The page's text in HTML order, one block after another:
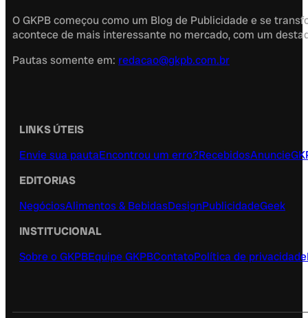
O GKPB começou como um Blog de Publicidade e se
acontece de mais interessante no mercado, com um
Pautas somente em: redacao@gkpb.com.br
LINKS ÚTEIS
Envie sua pautaEncontrou um erro?RecebidosAnuncie
EDITORIAS
NegóciosAlimentos & BebidasDesignPublicidadeGeek
INSTITUCIONAL
Sobre o GKPBEquipe GKPBContatoPolítica de privacidade